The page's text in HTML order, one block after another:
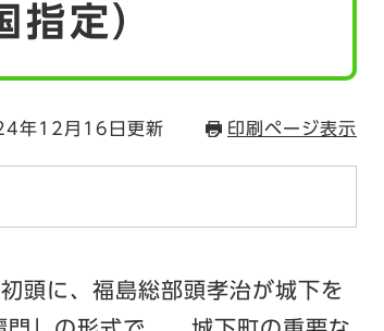
指定）
年12月16日更新 印刷ページ表示
頭に、福島総部頭孝治が城下を